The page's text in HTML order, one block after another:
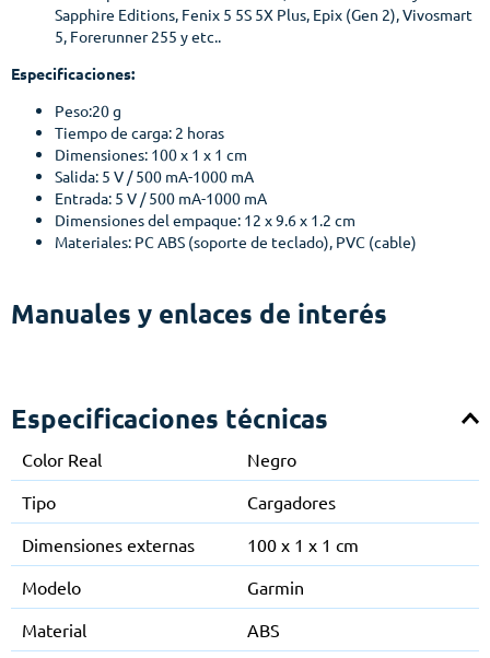
Sapphire Editions, Fenix 5 5S 5X Plus, Epix (Gen 2), Vivosmart
5, Forerunner 255 y etc..
Especificaciones:
Peso:20 g
Tiempo de carga: 2 horas
Dimensiones: 100 x 1 x 1 cm
Salida: 5 V / 500 mA-1000 mA
Entrada: 5 V / 500 mA-1000 mA
Dimensiones del empaque: 12 x 9.6 x 1.2 cm
Materiales: PC ABS (soporte de teclado), PVC (cable)
Manuales y enlaces de interés
Especificaciones técnicas
Color Real
Negro
Tipo
Cargadores
Dimensiones externas
100 x 1 x 1 cm
Modelo
Garmin
Material
ABS